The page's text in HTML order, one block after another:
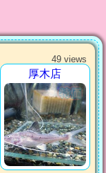
49 views
厚木店